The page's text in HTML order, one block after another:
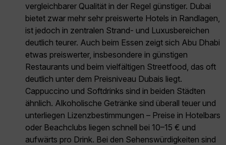
vergleichbarer Qualität in der Regel günstiger. Dubai
bietet zwar mehr sehr preiswerte Hotels in Randlagen,
ist jedoch in zentralen Strand- und Luxusbereichen
deutlich teurer. Auch beim Essen zeigt sich Abu Dhabi
etwas preiswerter, insbesondere in günstigen
Restaurants und beim vielfältigen Streetfood, das oft
deutlich unter dem Preisniveau Dubais liegt.
Cappuccino und Softdrinks sind in beiden Städten
ähnlich. Alkoholische Getränke sind überall teuer und
unterliegen Lizenzbestimmungen – Preise in Hotelbars
oder Beachclubs liegen schnell bei 10–15 € und
aufwärts pro Drink. Bei den Sehenswürdigkeiten sind